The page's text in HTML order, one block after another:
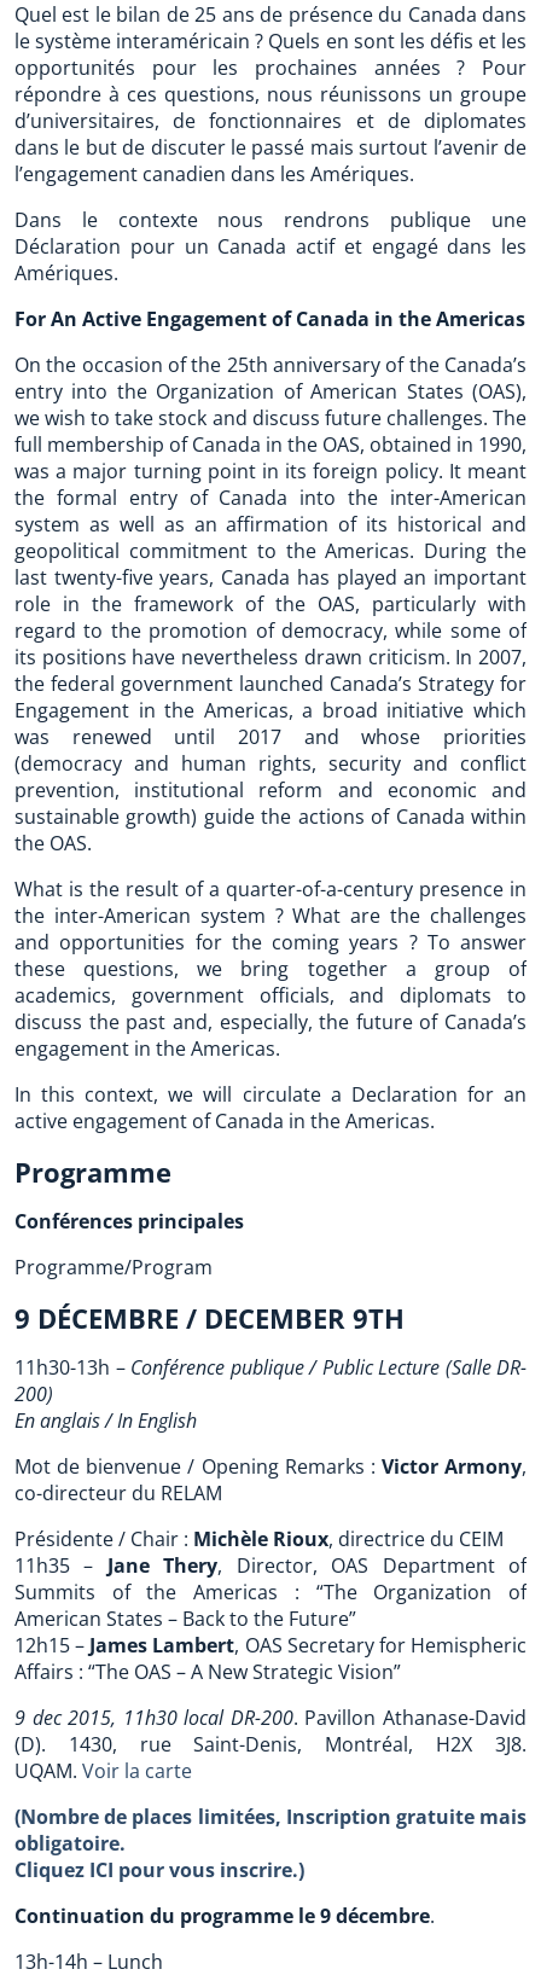
Quel est le bilan de 25 ans de présence du Canada dans
le système interaméricain ? Quels en sont les défis et les
opportunités pour les prochaines années ? Pour
répondre à ces questions, nous réunissons un groupe
d’universitaires, de fonctionnaires et de diplomates
dans le but de discuter le passé mais surtout l’avenir de
l’engagement canadien dans les Amériques.
Dans le contexte nous rendrons publique une
Déclaration pour un Canada actif et engagé dans les
Amériques.
For An Active Engagement of Canada in the Americas
On the occasion of the 25th anniversary of the Canada’s
entry into the Organization of American States (OAS),
we wish to take stock and discuss future challenges. The
full membership of Canada in the OAS, obtained in 1990,
was a major turning point in its foreign policy. It meant
the formal entry of Canada into the inter-American
system as well as an affirmation of its historical and
geopolitical commitment to the Americas. During the
last twenty-five years, Canada has played an important
role in the framework of the OAS, particularly with
regard to the promotion of democracy, while some of
its positions have nevertheless drawn criticism. In 2007,
the federal government launched Canada’s Strategy for
Engagement in the Americas, a broad initiative which
was renewed until 2017 and whose priorities
(democracy and human rights, security and conflict
prevention, institutional reform and economic and
sustainable growth) guide the actions of Canada within
the OAS.
What is the result of a quarter-of-a-century presence in
the inter-American system ? What are the challenges
and opportunities for the coming years ? To answer
these questions, we bring together a group of
academics, government officials, and diplomats to
discuss the past and, especially, the future of Canada’s
engagement in the Americas.
In this context, we will circulate a Declaration for an
active engagement of Canada in the Americas.
Programme
Conférences principales
Programme/Program
9 DÉCEMBRE / DECEMBER 9TH
11h30-13h – Conférence publique / Public Lecture (Salle DR-
200)
En anglais / In English
Mot de bienvenue / Opening Remarks : Victor Armony,
co-directeur du RELAM
Présidente / Chair : Michèle Rioux, directrice du CEIM
11h35 – Jane Thery, Director, OAS Department of
Summits of the Americas : “The Organization of
American States – Back to the Future”
12h15 – James Lambert, OAS Secretary for Hemispheric
Affairs : “The OAS – A New Strategic Vision”
9 dec 2015, 11h30 local DR-200. Pavillon Athanase-David
(D). 1430, rue Saint-Denis, Montréal, H2X 3J8.
UQAM. Voir la carte
(Nombre de places limitées, Inscription gratuite mais
obligatoire.
Cliquez ICI pour vous inscrire.)
Continuation du programme le 9 décembre.
13h-14h – Lunch